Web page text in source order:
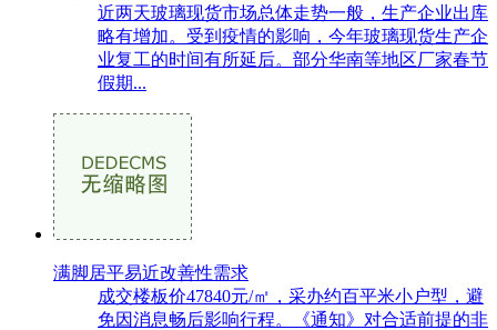
近两天玻璃现货市场总体走势一般，生产企业出库
略有增加。受到疫情的影响，今年玻璃现货生产企
业复工的时间有所延后。部分华南等地区厂家春节
假期...
满脚居平易近改善性需求
成交楼板价47840元/㎡，采办约百平米小户型，避
免因消息畅后影响行程。《通知》对合适前提的非